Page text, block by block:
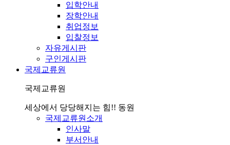
입학안내
장학안내
취업정보
입찰정보
자유게시판
구인게시판
국제교류원
국제교류원
세상에서 당당해지는 힘!! 동원
국제교류원소개
인사말
부서안내